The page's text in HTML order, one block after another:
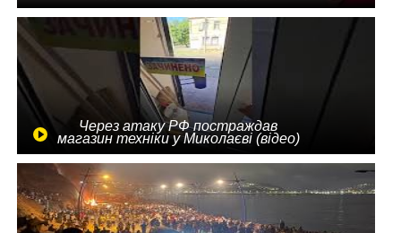
Через атаку РФ постраждав
магазин техніки у Миколаєві (відео)